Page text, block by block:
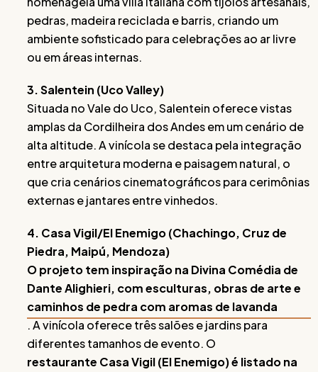
pedras, madeira reciclada e barris, criando um
ambiente sofisticado para celebrações ao ar livre
ou em áreas internas.
3. Salentein (Uco Valley)
Situada no Vale do Uco, Salentein oferece vistas
amplas da Cordilheira dos Andes em um cenário de
alta altitude. A vinícola se destaca pela integração
entre arquitetura moderna e paisagem natural, o
que cria cenários cinematográficos para cerimônias
externas e jantares entre vinhedos.
4. Casa Vigil/El Enemigo (Chachingo, Cruz de
Piedra, Maipú, Mendoza)
O projeto tem inspiração na Divina Comédia de
Dante Alighieri, com esculturas, obras de arte e
caminhos de pedra com aromas de lavanda
. A vinícola oferece três salões e jardins para
diferentes tamanhos de evento. O
restaurante Casa Vigil (El Enemigo) é listado na